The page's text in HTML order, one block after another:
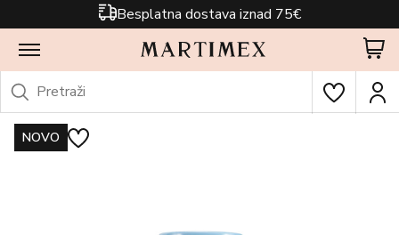
Besplatna dostava iznad 75€
NOVO